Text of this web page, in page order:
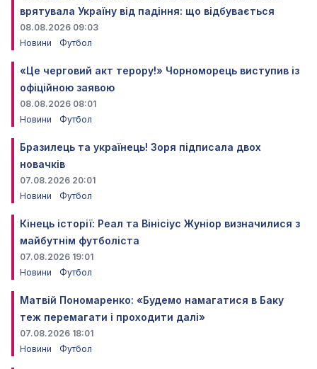
врятувала Україну від падіння: що відбувається
08.08.2026 09:03
Новини
Футбол
«Це черговий акт терору!» Чорноморець виступив із
офіційною заявою
08.08.2026 08:01
Новини
Футбол
Бразилець та українець! Зоря підписала двох
новачків
07.08.2026 20:01
Новини
Футбол
Кінець історії: Реал та Вінісіус Жуніор визначилися з
майбутнім футболіста
07.08.2026 19:01
Новини
Футбол
Матвій Пономаренко: «Будемо намагатися в Баку
теж перемагати і проходити далі»
07.08.2026 18:01
Новини
Футбол